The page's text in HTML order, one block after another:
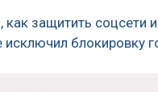
как защитить соцсети и
исключил блокировку